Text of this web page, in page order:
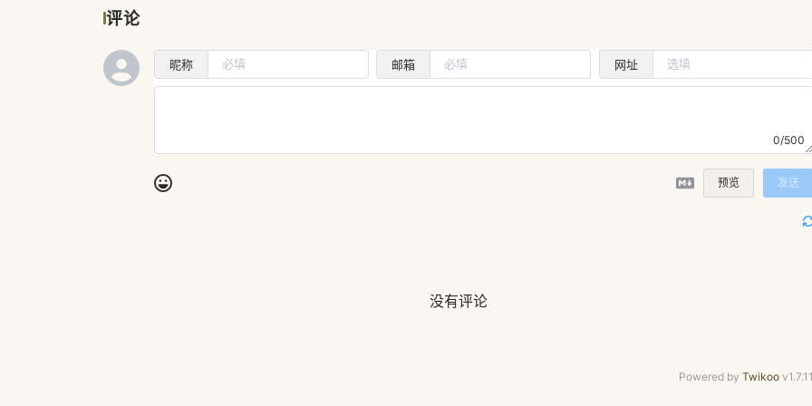
评论
昵称 邮箱 网址
0/500
预览 发送
没有评论
Powered by Twikoo